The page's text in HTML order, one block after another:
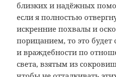
близких и надёжных
если я полностью
искренние похвалы и
порицанием, то это будет
и враждебности по
света, взятым из